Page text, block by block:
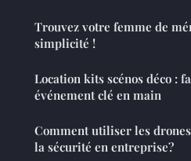
Trouvez votre femme de
simplicité !
Location kits scénos déco :
événement clé en main
Comment utiliser les
la sécurité en entreprise?